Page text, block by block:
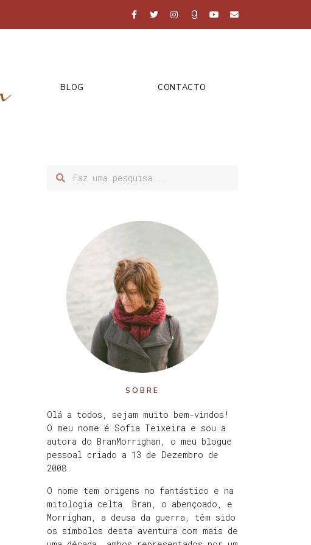
BLOG CONTACTO
SOBRE
Olá a todos, sejam muito bem-vindos!
O meu nome é Sofia Teixeira e sou a
autora do BranMorrighan, o meu blogue
pessoal criado a 13 de Dezembro de
2008.
O nome tem origens no fantástico e na
mitologia celta. Bran, o abençoado, e
Morrighan, a deusa da guerra, têm sido
os símbolos desta aventura com mais de